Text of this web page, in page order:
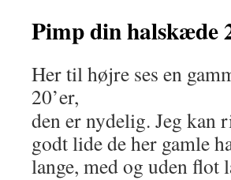
Pimp din halskæde
Her til højre ses en
20’er,
den er nydelig. Jeg kan
godt lide de her gamle
lange, med og uden flot